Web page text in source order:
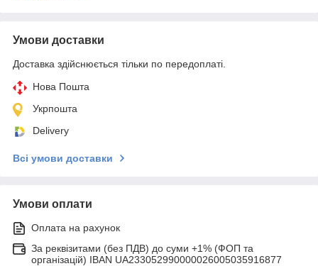
Умови доставки
Доставка здійснюється тільки по передоплаті.
Нова Пошта
Укрпошта
Delivery
Всі умови доставки
Умови оплати
Оплата на рахунок
За реквізитами (без ПДВ) до суми +1% (ФОП та
організацій) IBAN UA233052990000026005035916877